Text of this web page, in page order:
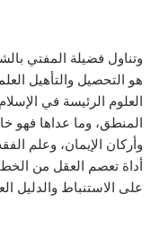
وتناول فضيلة المفتي
هو التحصيل والتأهيل
العلوم الرئيسة في
المنطق، وما عداها فهو
وأركان الإيمان، وعلم
أداة تعصم العقل من
على الاستنباط والدليل